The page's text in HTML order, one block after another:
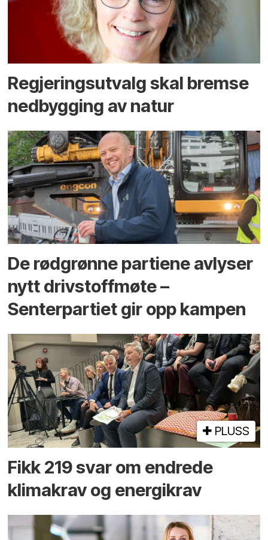
Regjerings­utvalg skal bremse
ned­bygging av natur
De rødgrønne partiene avlyser
nytt drivstoffmøte –
Senterpartiet gir opp kampen
PLUSS
Fikk 219 svar om endrede
klimakrav og energikrav